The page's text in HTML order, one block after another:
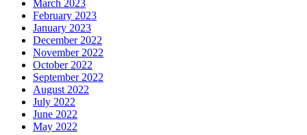
March 2023
February 2023
January 2023
December 2022
November 2022
October 2022
September 2022
August 2022
July 2022
June 2022
May 2022